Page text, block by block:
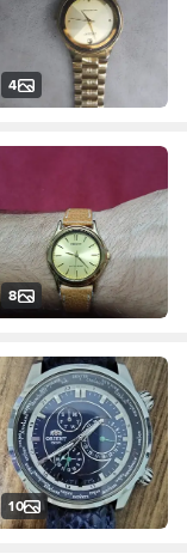
4
8
10